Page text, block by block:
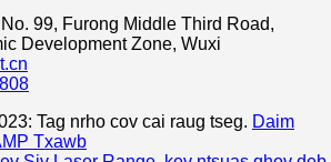
99, Furong Middle Third Road,
Development Zone, Wuxi
Tag nrho cov cai raug tseg. Daim
Txawb